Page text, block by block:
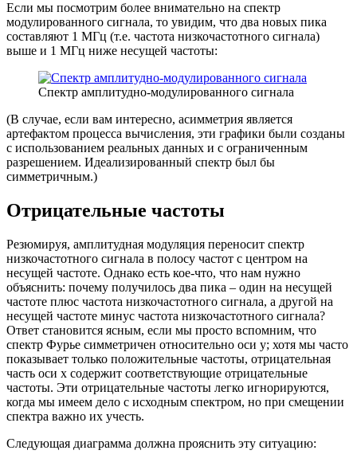
Если мы посмотрим более внимательно на спектр
модулированного сигнала, то увидим, что два новых пика
составляют 1 МГц (т.е. частота низкочастотного сигнала)
выше и 1 МГц ниже несущей частоты:
Спектр амплитудно-модулированного сигнала
(В случае, если вам интересно, асимметрия является
артефактом процесса вычисления, эти графики были созданы
с использованием реальных данных и с ограниченным
разрешением. Идеализированный спектр был бы
симметричным.)
Отрицательные частоты
Резюмируя, амплитудная модуляция переносит спектр
низкочастотного сигнала в полосу частот с центром на
несущей частоте. Однако есть кое-что, что нам нужно
объяснить: почему получилось два пика – один на несущей
частоте плюс частота низкочастотного сигнала, а другой на
несущей частоте минус частота низкочастотного сигнала?
Ответ становится ясным, если мы просто вспомним, что
спектр Фурье симметричен относительно оси y; хотя мы часто
показывает только положительные частоты, отрицательная
часть оси x содержит соответствующие отрицательные
частоты. Эти отрицательные частоты легко игнорируются,
когда мы имеем дело с исходным спектром, но при смещении
спектра важно их учесть.
Следующая диаграмма должна прояснить эту ситуацию: